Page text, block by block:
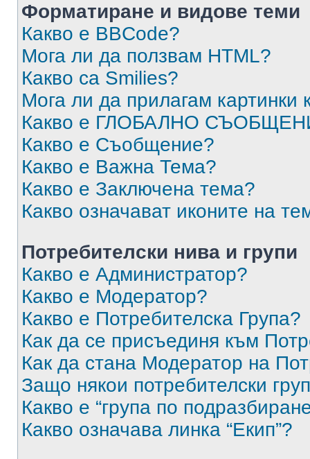
Форматиране и видове теми
Какво е BBCode?
Мога ли да ползвам HTML?
Какво са Smilies?
Мога ли да прилагам
Какво е ГЛОБАЛНО
Какво е Съобщение?
Какво е Важна Тема?
Какво е Заключена тема?
Какво означават иконите на
Потребителски нива и групи
Какво е Администратор?
Какво е Модератор?
Какво е Потребителска Група?
Как да се присъединя към
Как да стана Модератор на
Защо някои потребителски
Какво е “група по
Какво означава линка “Екип”?